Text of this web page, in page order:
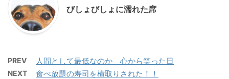
びしょびしょに濡れた席
PREV 人間として最低なのか 心から笑った日
NEXT 食べ放題の寿司を横取りされた！！